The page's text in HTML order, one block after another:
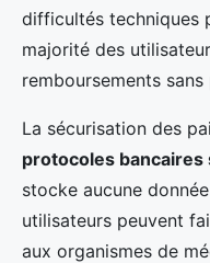
difficultés techniques
majorité des
remboursements
La sécurisation des
protocoles bancaires
stocke aucune
utilisateurs peuvent
aux organismes de